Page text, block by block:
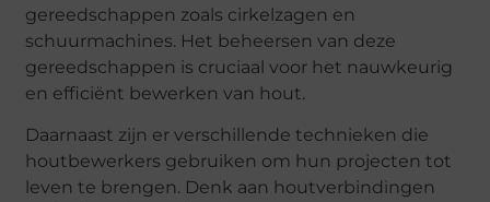
gereedschappen zoals cirkelzagen en
schuurmachines. Het beheersen van deze
gereedschappen is cruciaal voor het nauwkeurig
en efficiënt bewerken van hout.
Daarnaast zijn er verschillende technieken die
houtbewerkers gebruiken om hun projecten tot
leven te brengen. Denk aan houtverbindingen